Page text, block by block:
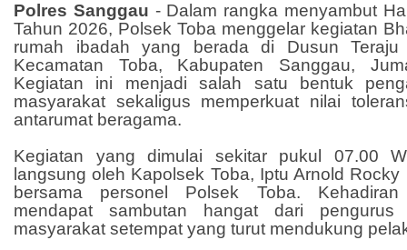
Polres Sanggau - Dalam rangka menyambut
Tahun 2026, Polsek Toba menggelar kegiatan
rumah ibadah yang berada di Dusun Teraju
Kecamatan Toba, Kabupaten Sanggau,
Kegiatan ini menjadi salah satu bentuk
masyarakat sekaligus memperkuat nilai
antarumat beragama.
Kegiatan yang dimulai sekitar pukul 07.00
langsung oleh Kapolsek Toba, Iptu Arnold Rocky
bersama personel Polsek Toba.
mendapat sambutan hangat dari
masyarakat setempat yang turut mendukung